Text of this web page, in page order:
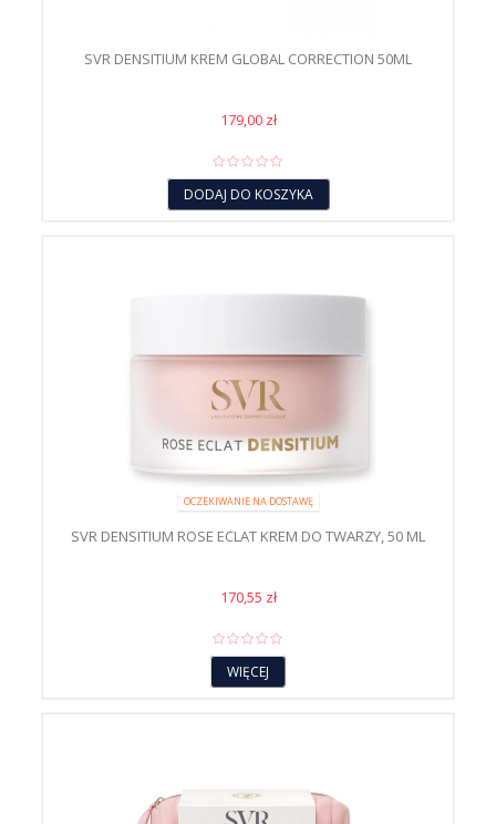
SVR DENSITIUM KREM GLOBAL CORRECTION 50ML
179,00 zł
DODAJ DO KOSZYKA
OCZEKIWANIE NA DOSTAWĘ
SVR DENSITIUM ROSE ECLAT KREM DO TWARZY, 50 ML
170,55 zł
WIĘCEJ